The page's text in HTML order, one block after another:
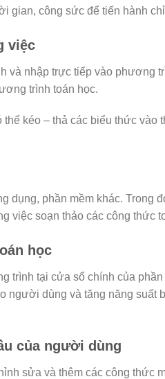
gian, công sức để tiến hành
việc
và nhập trực tiếp vào phương
trình toán học.
kéo – thả các biểu thức vào
dụng, phần mềm khác. Trong
việc soạn thảo các công thức
học
trình tại cửa sổ chính của
dùng và tăng năng suất
của người dùng
sửa và thêm các công thức